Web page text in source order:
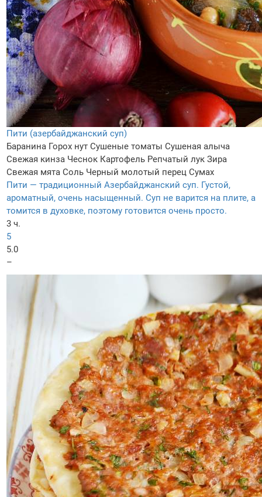
Пити (азербайджанский суп)
Баранина Горох нут Сушеные томаты Сушеная алыча
Свежая кинза Чеснок Картофель Репчатый лук Зира
Свежая мята Соль Черный молотый перец Сумах
Пити — традиционный Азербайджанский суп. Густой,
ароматный, очень насыщенный. Суп не варится на плите, а
томится в духовке, поэтому готовится очень просто.
3 ч.
5
5.0
–